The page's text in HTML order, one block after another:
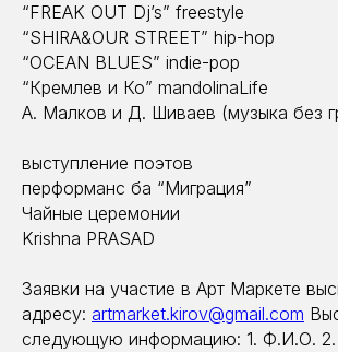
“FREAK OUT Dj’s” freestyle
“SHIRA&OUR STREET” hip-hop
“OCEAN BLUES” indie-pop
“Кремлев и Ко” mandolinaLife
А. Малков и Д. Шиваев (музыка без
выступление поэтов
перформанс ба “Миграция”
Чайные церемонии
Krishna PRASAD
Заявки на участие в Арт Маркете
адресу: artmarket.kirov@gmail.com
следующую информацию: 1. Ф.И.О. 2.